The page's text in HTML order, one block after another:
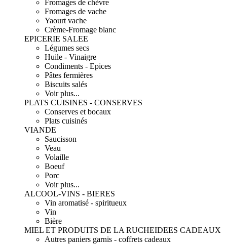
Fromages de chèvre
Fromages de vache
Yaourt vache
Crème-Fromage blanc
EPICERIE SALEE
Légumes secs
Huile - Vinaigre
Condiments - Epices
Pâtes fermières
Biscuits salés
Voir plus...
PLATS CUISINES - CONSERVES
Conserves et bocaux
Plats cuisinés
VIANDE
Saucisson
Veau
Volaille
Boeuf
Porc
Voir plus...
ALCOOL-VINS - BIERES
Vin aromatisé - spiritueux
Vin
Bière
MIEL ET PRODUITS DE LA RUCHEIDEES CADEAUX
Autres paniers garnis - coffrets cadeaux